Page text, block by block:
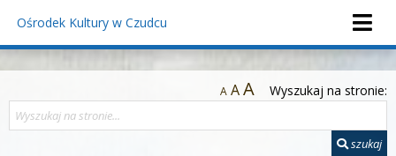
Ośrodek Kultury w Czudcu
A AA Wyszukaj na stronie:
szukaj